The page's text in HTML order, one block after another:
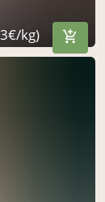
kg)